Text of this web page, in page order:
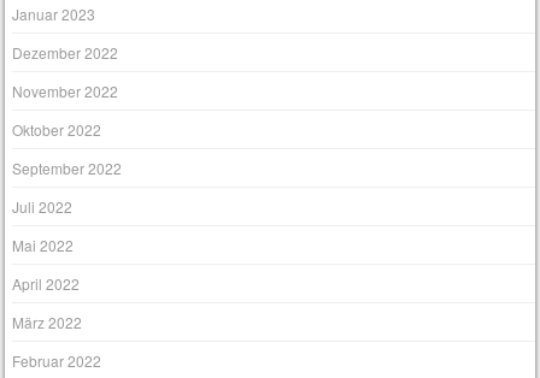
Januar 2023
Dezember 2022
November 2022
Oktober 2022
September 2022
Juli 2022
Mai 2022
April 2022
März 2022
Februar 2022